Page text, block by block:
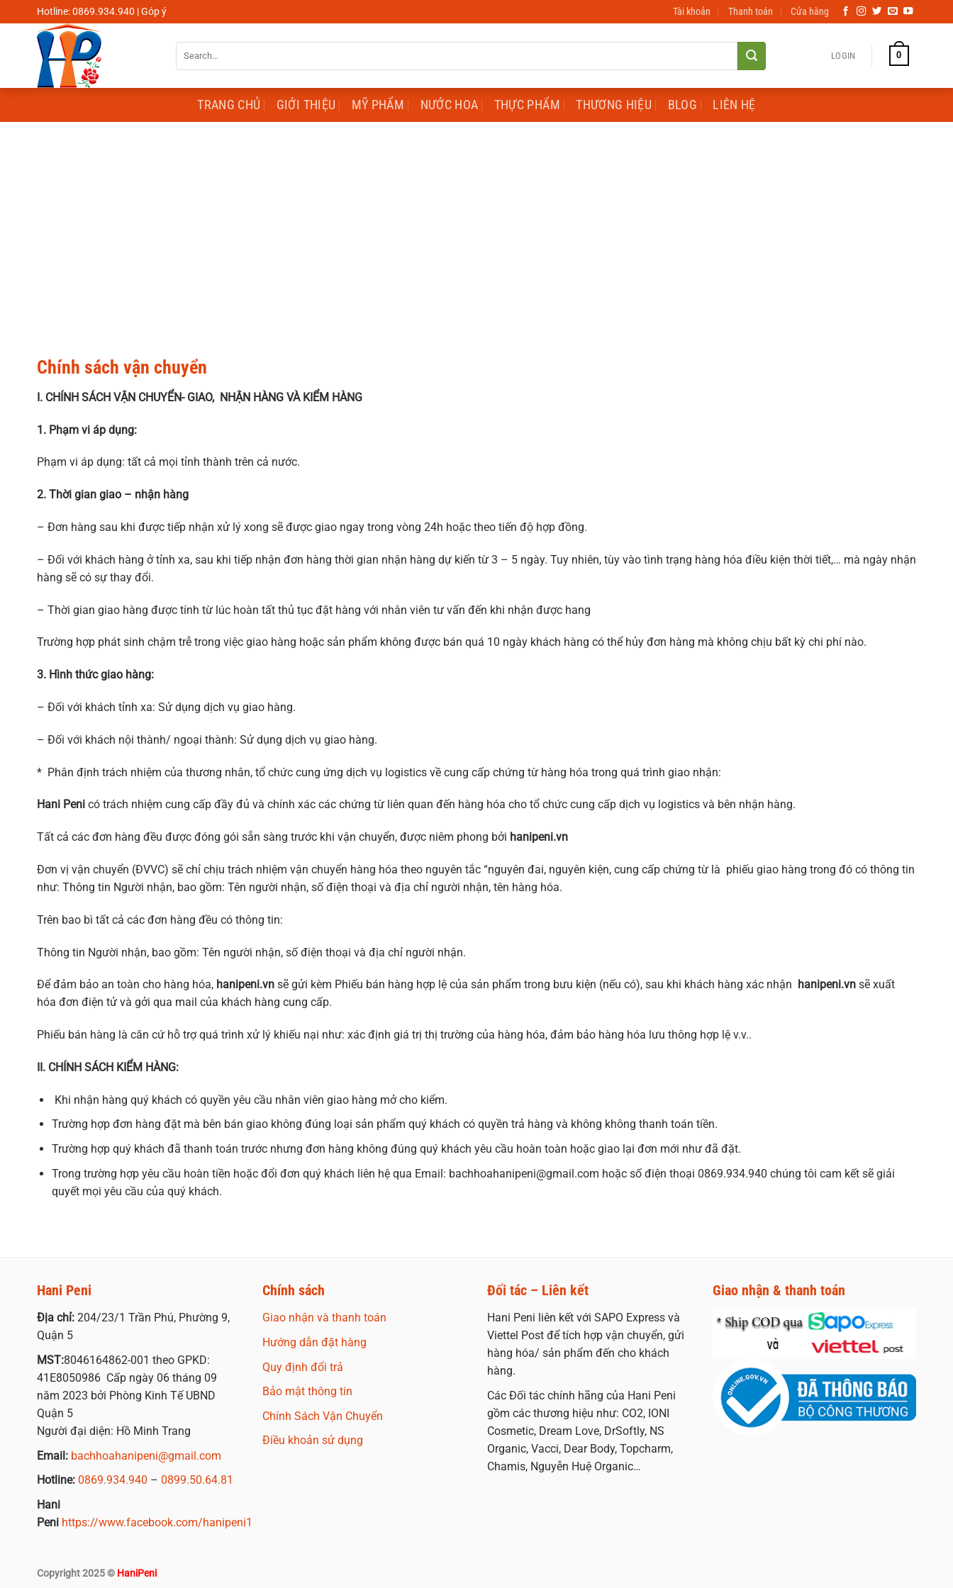
to
Hotline: 0869.934.940 | Góp ý Tài khoản Thanh toán Cửa hàng
for:
LOGIN 0
TRANG CHỦ GIỚI THIỆU MỸ PHẨM NƯỚC HOA THỰC PHẨM THƯƠNG HIỆU BLOG LIÊN HỆ
Chính sách vận chuyển
I. CHÍNH SÁCH VẬN CHUYỂN- GIAO, NHẬN HÀNG VÀ KIỂM HÀNG
1. Phạm vi áp dụng:
Phạm vi áp dụng: tất cả mọi tỉnh thành trên cả nước.
2. Thời gian giao – nhận hàng
– Đơn hàng sau khi được tiếp nhận xử lý xong sẽ được giao ngay trong vòng 24h hoặc theo tiến độ hợp đồng.
– Đối với khách hàng ở tỉnh xa, sau khi tiếp nhận đơn hàng thời gian nhận hàng dự kiến từ 3 – 5 ngày. Tuy nhiên, tùy vào tình trạng hàng hóa điều kiện thời tiết,… mà ngày nhận
hàng sẽ có sự thay đổi.
– Thời gian giao hàng được tính từ lúc hoàn tất thủ tục đặt hàng với nhân viên tư vấn đến khi nhận được hang
Trường hợp phát sinh chậm trễ trong việc giao hàng hoặc sản phẩm không được bán quá 10 ngày khách hàng có thể hủy đơn hàng mà không chịu bất kỳ chi phí nào.
3. Hình thức giao hàng:
– Đối với khách tỉnh xa: Sử dụng dịch vụ giao hàng.
– Đối với khách nội thành/ ngoại thành: Sử dụng dịch vụ giao hàng.
* Phân định trách nhiệm của thương nhân, tổ chức cung ứng dịch vụ logistics về cung cấp chứng từ hàng hóa trong quá trình giao nhận:
Hani Peni có trách nhiệm cung cấp đầy đủ và chính xác các chứng từ liên quan đến hàng hóa cho tổ chức cung cấp dịch vụ logistics và bên nhận hàng.
Tất cả các đơn hàng đều được đóng gói sẵn sàng trước khi vận chuyển, được niêm phong bởi hanipeni.vn
Đơn vị vận chuyển (ĐVVC) sẽ chỉ chịu trách nhiệm vận chuyển hàng hóa theo nguyên tắc “nguyên đai, nguyên kiện, cung cấp chứng từ là phiếu giao hàng trong đó có thông tin
như: Thông tin Người nhận, bao gồm: Tên người nhận, số điện thoại và địa chỉ người nhận, tên hàng hóa.
Trên bao bì tất cả các đơn hàng đều có thông tin:
Thông tin Người nhận, bao gồm: Tên người nhận, số điện thoại và địa chỉ người nhận.
Để đảm bảo an toàn cho hàng hóa, hanipeni.vn sẽ gửi kèm Phiếu bán hàng hợp lệ của sản phẩm trong bưu kiện (nếu có), sau khi khách hàng xác nhận hanipeni.vn sẽ xuất
hóa đơn điện tử và gởi qua mail của khách hàng cung cấp.
Phiếu bán hàng là căn cứ hỗ trợ quá trình xử lý khiếu nại như: xác định giá trị thị trường của hàng hóa, đảm bảo hàng hóa lưu thông hợp lệ v.v..
II. CHÍNH SÁCH KIỂM HÀNG:
Khi nhận hàng quý khách có quyền yêu cầu nhân viên giao hàng mở cho kiểm.
Trường hợp đơn hàng đặt mà bên bán giao không đúng loại sản phẩm quý khách có quyền trả hàng và không không thanh toán tiền.
Trường hợp quý khách đã thanh toán trước nhưng đơn hàng không đúng quý khách yêu cầu hoàn toàn hoặc giao lại đơn mới như đã đặt.
Trong trường hợp yêu cầu hoàn tiền hoặc đổi đơn quý khách liên hệ qua Email: bachhoahanipeni@gmail.com hoặc số điện thoại 0869.934.940 chúng tôi cam kết sẽ giải
quyết mọi yêu cầu của quý khách.
Hani Peni
Địa chỉ: 204/23/1 Trần Phú, Phường 9,
Quận 5
MST:8046164862-001 theo GPKD:
41E8050986 Cấp ngày 06 tháng 09
năm 2023 bởi Phòng Kinh Tế UBND
Quận 5
Người đại diện: Hồ Minh Trang
Email: bachhoahanipeni@gmail.com
Hotline: 0869.934.940 – 0899.50.64.81
Hani
Peni https://www.facebook.com/hanipeni1
Chính sách
Giao nhận và thanh toán
Hướng dẫn đặt hàng
Quy định đổi trả
Bảo mật thông tin
Chính Sách Vận Chuyển
Điều khoản sử dụng
Đối tác – Liên kết
Hani Peni liên kết với SAPO Express và
Viettel Post để tích hợp vận chuyển, gửi
hàng hóa/ sản phẩm đến cho khách
hàng.
Các Đối tác chính hãng của Hani Peni
gồm các thương hiệu như: CO2, IONI
Cosmetic, Dream Love, DrSoftly, NS
Organic, Vacci, Dear Body, Topcharm,
Chamis, Nguyễn Huệ Organic…
Giao nhận & thanh toán
Copyright 2025 © HaniPeni